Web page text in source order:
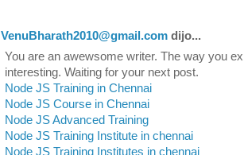
VenuBharath2010@gmail.com dijo...
You are an awewsome writer. The way you
interesting. Waiting for your next post.
Node JS Training in Chennai
Node JS Course in Chennai
Node JS Advanced Training
Node JS Training Institute in chennai
Node JS Training Institutes in chennai